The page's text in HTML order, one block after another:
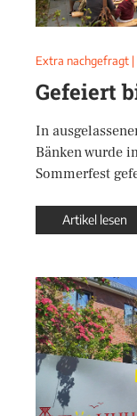
Extra nachgefragt |
Gefeiert
In
Bänken wurde
Sommerfest
Artikel lesen